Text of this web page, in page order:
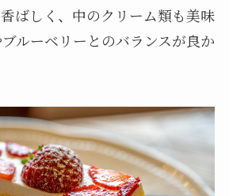
ばしく、中のクリーム類も美味
ルーベリーとのバランスが良か